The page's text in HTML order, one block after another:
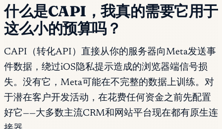
什么是CAPI，我真的需要它用于
这么小的预算吗？
CAPI（转化API）直接从你的服务器向Meta发送事
件数据，绕过iOS隐私提示造成的浏览器端信号损
失。没有它，Meta可能在不完整的数据上训练。对
于潜在客户开发活动，在花费任何资金之前先配置
好它——大多数主流CRM和网站平台现在都有原生连